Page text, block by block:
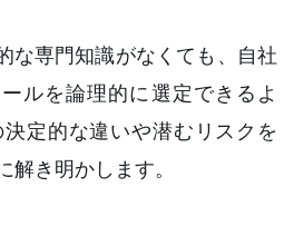
な専門知識がなくても、自社
ルを論理的に選定できるよ
定的な違いや潜むリスクを
解き明かします。